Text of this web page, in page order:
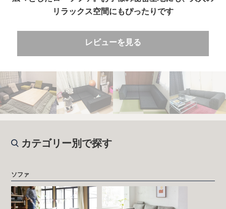
リラックス空間にもぴったりです
レビューを見る
カテゴリー別で探す
ソファ